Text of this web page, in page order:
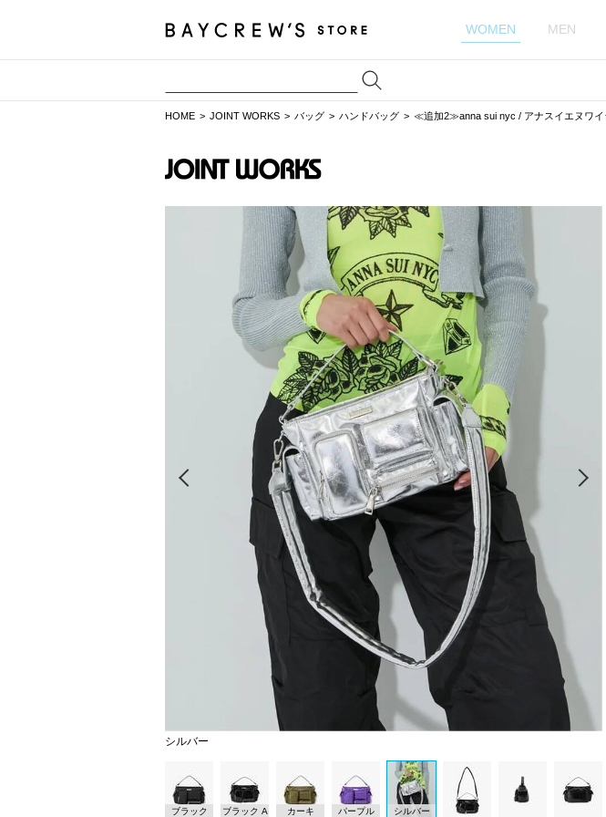
WOMEN MEN
HOME JOINT WORKS バッグ ハンドバッグ ≪追加2≫anna sui nyc / アナスイエヌワイ
シルバー
ブラック ブラック A カーキ パープル シルバー